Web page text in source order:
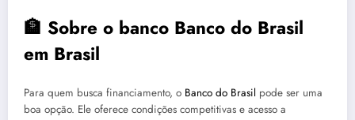
🏦 Sobre o banco Banco do Brasil
em Brasil
Para quem busca financiamento, o Banco do Brasil pode ser uma
boa opção. Ele oferece condições competitivas e acesso a